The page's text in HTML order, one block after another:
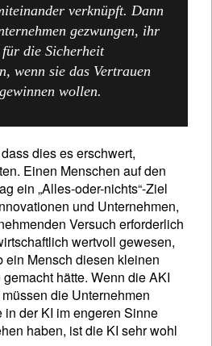
verknüpft. Dann
gezwungen, ihr
für die Sicherheit
wenn sie das Vertrauen
wollen.
dies es erschwert,
Einen Menschen auf den
ein „Alles-oder-nichts“-Ziel
und Unternehmen,
Versuch erforderlich
wertvoll gewesen,
ein Mensch diesen kleinen
hätte. Wenn die AKI
die Unternehmen
der KI im engeren Sinne
haben, ist die KI sehr wohl
Name
in Übereinstimmung
verwendet.
Registrieren